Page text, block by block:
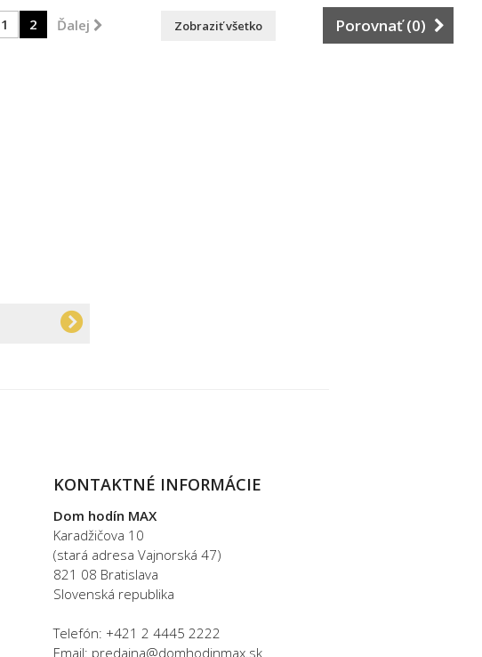
Porovnať (0)
Zobraziť všetko
1 2 Ďalej
KONTAKTNÉ INFORMÁCIE
Dom hodín MAX
Karadžičova 10
(stará adresa Vajnorská 47)
821 08 Bratislava
Slovenská republika
Telefón: +421 2 4445 2222
Email: predajna@domhodinmax.sk